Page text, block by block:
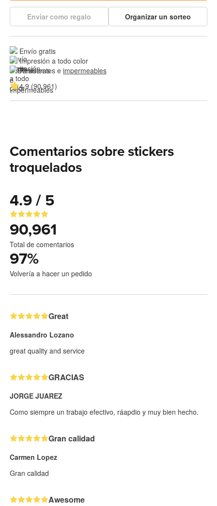
Enviar como regalo Organizar un sorteo
Envío gratis
Impresión a todo color
Resistentes e impermeables
4.9 (90,961)
Comentarios sobre stickers
troquelados
4.9 / 5
90,961
Total de comentarios
97%
Volvería a hacer un pedido
Great
Alessandro Lozano
great quality and service
GRACIAS
JORGE JUAREZ
Como siempre un trabajo efectivo, ráapdio y muy bien hecho.
Gran calidad
Carmen Lopez
Gran calidad
Awesome